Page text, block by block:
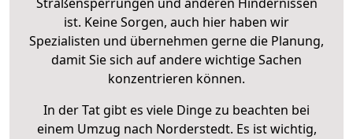
ist. Keine Sorgen, auch hier haben wir
Spezialisten und übernehmen gerne die Planung,
damit Sie sich auf andere wichtige Sachen
konzentrieren können.
In der Tat gibt es viele Dinge zu beachten bei
einem Umzug nach Norderstedt. Es ist wichtig,